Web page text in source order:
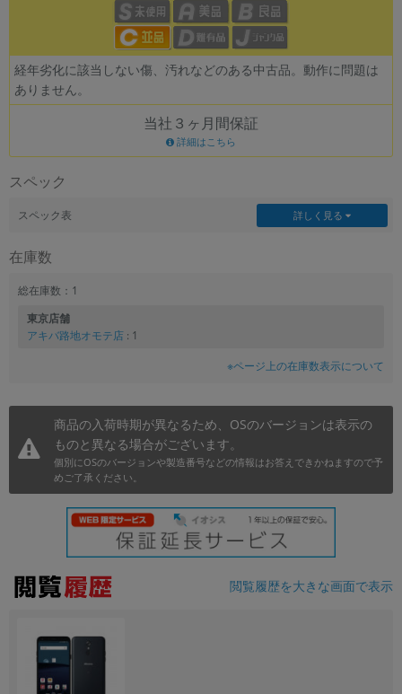
経年劣化に該当しない傷、汚れなどのある中古品。動作に問題は
ありません。
当社３ヶ月間保証
詳細はこちら
スペック
スペック表 詳しく見る
在庫数
総在庫数：1
東京店舗
アキバ路地オモテ店 : 1
※ページ上の在庫数表示について
商品の入荷時期が異なるため、OSのバージョンは表示の
ものと異なる場合がございます。
個別にOSのバージョンや製造番号などの情報はお答えできかねますので予
めご了承ください。
閲覧履歴を大きな画面で表示